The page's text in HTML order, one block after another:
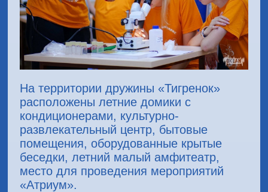
На территории дружины «Тигренок»
расположены летние домики с
кондиционерами, культурно-
развлекательный центр, бытовые
помещения, оборудованные крытые
беседки, летний малый амфитеатр,
место для проведения мероприятий
«Атриум».